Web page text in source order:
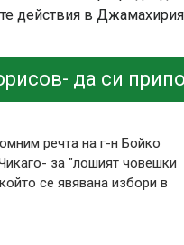
действия в
си припомним речта в Чикаго?
речта на г-н Бойко
за "лошият човешки
се явявана избори в